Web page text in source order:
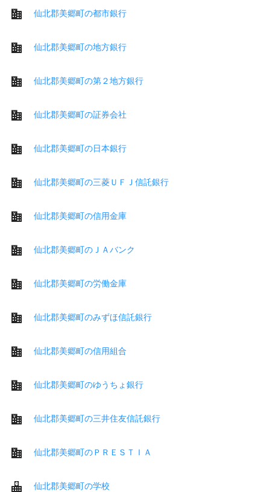
仙北郡美郷町の都市銀行
仙北郡美郷町の地方銀行
仙北郡美郷町の第２地方銀行
仙北郡美郷町の証券会社
仙北郡美郷町の日本銀行
仙北郡美郷町の三菱ＵＦＪ信託銀行
仙北郡美郷町の信用金庫
仙北郡美郷町のＪＡバンク
仙北郡美郷町の労働金庫
仙北郡美郷町のみずほ信託銀行
仙北郡美郷町の信用組合
仙北郡美郷町のゆうちょ銀行
仙北郡美郷町の三井住友信託銀行
仙北郡美郷町のＰＲＥＳＴＩＡ
仙北郡美郷町の学校